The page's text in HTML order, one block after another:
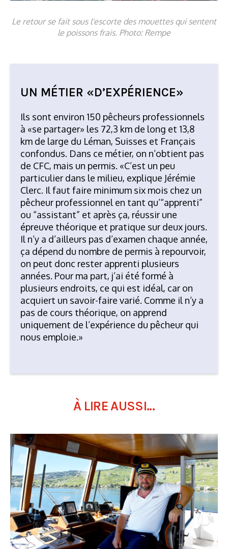
Le retour se fait sous l'escorte des mouettes qui sentent
le poissons frais. Photo: Rempe
UN MÉTIER «D’EXPÉRIENCE»
Ils sont environ 150 pêcheurs professionnels
à «se partager» les 72,3 km de long et 13,8
km de large du Léman, Suisses et Français
confondus. Dans ce métier, on n’obtient pas
de CFC, mais un permis. «C’est un peu
particulier dans le milieu, explique Jérémie
Clerc. Il faut faire minimum six mois chez un
pêcheur professionnel en tant qu’“apprenti”
ou “assistant” et après ça, réussir une
épreuve théorique et pratique sur deux jours.
Il n’y a d’ailleurs pas d’examen chaque année,
ça dépend du nombre de permis à repourvoir,
on peut donc rester apprenti plusieurs
années. Pour ma part, j’ai été formé à
plusieurs endroits, ce qui est idéal, car on
acquiert un savoir-faire varié. Comme il n’y a
pas de cours théorique, on apprend
uniquement de l’expérience du pêcheur qui
nous emploie.»
À LIRE AUSSI...